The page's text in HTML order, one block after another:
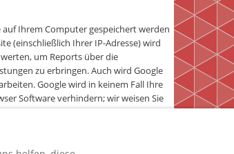
auf Ihrem Computer gespeichert werden
(einschließlich Ihrer IP-Adresse) wird
um Reports über die
zu erbringen. Auch wird Google
Google wird in keinem Fall Ihre
Software verhindern; wir weisen Sie
Website erklären Sie sich mit der
Deaktivierungs-Add-on für Browser
Sie keine Speicherung Ihrer Daten